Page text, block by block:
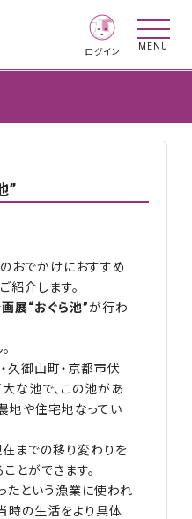
ログイン
MENU
”
おでかけにおすすめ
紹介します。
展“おぐら池”が行わ
久御山町・京都市伏
な池で、この池があ
地や住宅地なってい
までの移り変わりを
とができます。
たという漁業に使われ
時の生活をより具体